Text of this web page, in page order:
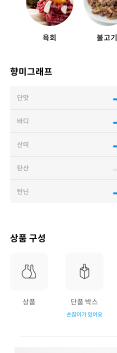
육회 불고기
향미그래프
단맛
바디
산미
탄산
탄닌
상품 구성
상품 단품 박스
손잡이가 있어요